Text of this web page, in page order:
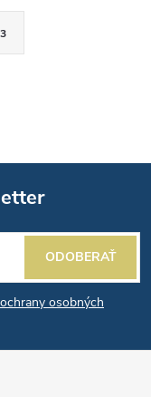
3
osobných
ODOBERAŤ